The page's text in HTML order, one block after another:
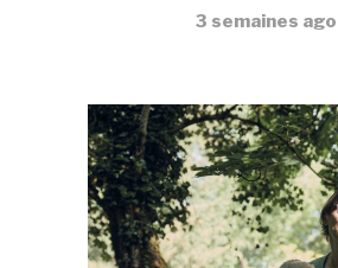
3 semaines ago